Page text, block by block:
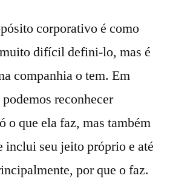
corporativo é como
difícil defini-lo, mas é
companhia o tem. Em
reconhecer
o que ela faz, mas também
inclui seu jeito próprio e até
por que o faz.